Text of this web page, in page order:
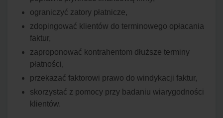
ograniczyć zatory płatnicze,
zdopingować klientów do terminowego opłacania
faktur,
zaproponować kontrahentom dłuższe terminy
płatności,
przekazać faktorowi prawo do windykacji faktur,
skorzystać z pomocy przy badaniu wiarygodności
klientów.